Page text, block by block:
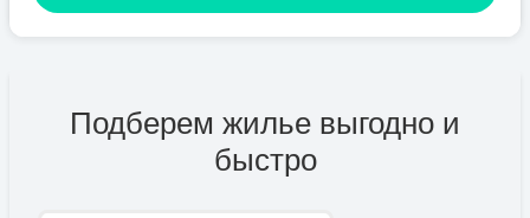
Подберем жилье выгодно и
быстро